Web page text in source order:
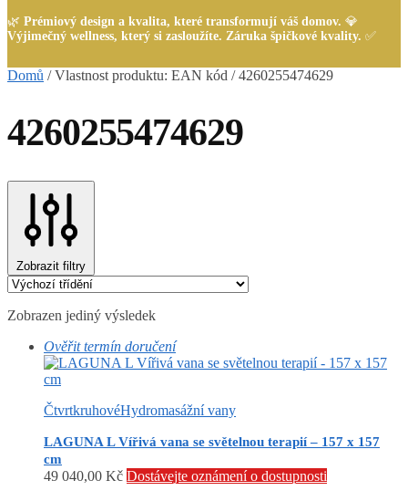
🌿 Prémiový design a kvalita, které transformují váš domov. 💎
Výjimečný wellness, který si zasloužíte. Záruka špičkové kvality. ✅
Domů /Vlastnost produktu: EAN kód /4260255474629
4260255474629
Zobrazit filtry
Zobrazen jediný výsledek
Ověřit termín doručení
ČtvrtkruhovéHydromasážní vany
LAGUNA L Vířivá vana se světelnou terapií – 157 x 157
cm
49 040,00 Kč Dostávejte oznámení o dostupnosti